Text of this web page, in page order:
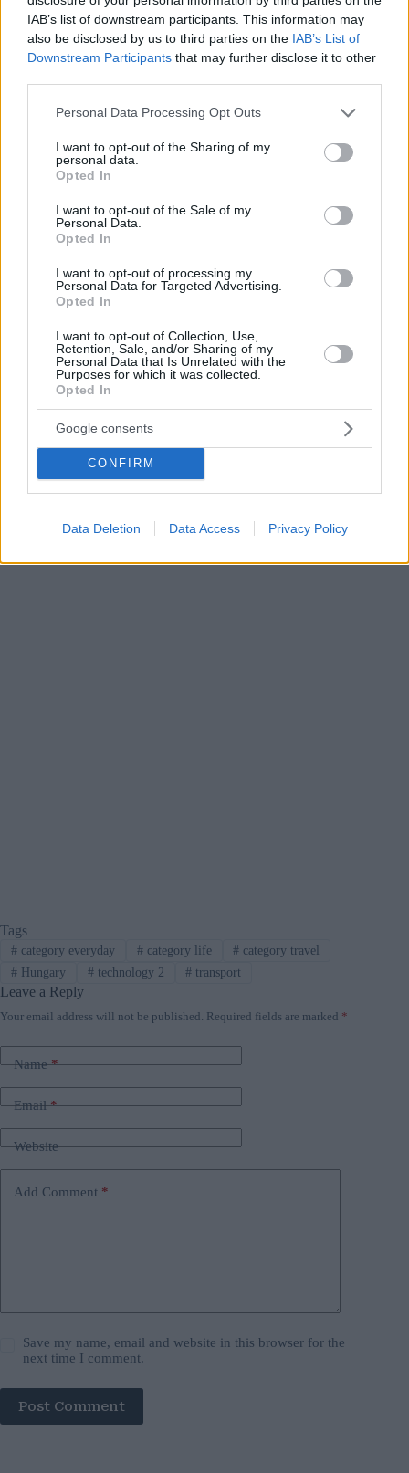
IAB’s list of downstream participants. This information may
also be disclosed by us to third parties on the IAB’s List of
Downstream Participants that may further disclose it to other
Please note that this website/app uses one or more Google
not limited to your visit or usage behaviour. You may click to
grant or deny consent to Google and its third-party tags to
use your data for below specified purposes in below Google
consent section.
Personal Data Processing Opt Outs
I want to opt-out of the Sharing of my
personal data.
Opted In
I want to opt-out of the Sale of my
Personal Data.
Opted In
I want to opt-out of processing my
Personal Data for Targeted Advertising.
Opted In
I want to opt-out of Collection, Use,
Retention, Sale, and/or Sharing of my
Personal Data that Is Unrelated with the
Purposes for which it was collected.
Opted In
Google consents
CONFIRM
Data Deletion Data Access Privacy Policy
Allein im letzten Jahr wurden fast 400 medizinische Eingriffe
mit Rollerunfällen in Verbindung gebracht, an denen Fahrer
unter 18 Jahren beteiligt waren.
Der Gesetzesentwurf würde auch den lokalen Regierungen
mehr Befugnisse einräumen, zusätzliche Beschränkungen zu
erlassen, insbesondere für die Benutzung von Gehwegen, so
dass die Gemeinden die Regeln an die örtlichen
Gegebenheiten anpassen können. Das Ministerium sagt, das
Ziel der neuen Straßenverkehrsordnung sei es, sicherere,
Verkehrsteilnehmer zu schaffen, da die Mikromobilität ein
zunehmend sichtbarer Teil des täglichen Verkehrs in Ungarn
Tags
#category everyday #category life # category travel
#Hungary #technology 2 # transport
Leave a Reply
Your email address will not be published. Required fields are marked *
Name*
Email*
Website
Add Comment *
Save my name, email and website in this browser for the
next time I comment.
Post Comment